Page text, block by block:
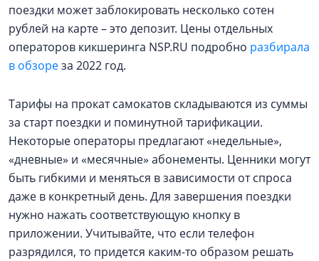
поездки может заблокировать несколько сотен
рублей на карте – это депозит. Цены отдельных
операторов кикшеринга NSP.RU подробно разбирала
в обзореза 2022 год.
Тарифы на прокат самокатов складываются из суммы
за старт поездки и поминутной тарификации.
Некоторые операторы предлагают «недельные»,
«дневные» и «месячные» абонементы. Ценники могут
быть гибкими и меняться в зависимости от спроса
даже в конкретный день. Для завершения поездки
нужно нажать соответствующую кнопку в
приложении. Учитывайте, что если телефон
разрядился, то придется каким-то образом решать